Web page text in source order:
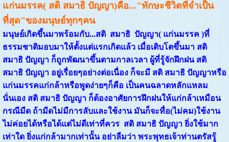
แก่นมรรค( สติ สมาธิ ปัญญา)คือ..."ทักษะชีวิตที่จำเป็น
ที่สุด"ของมนุษย์ทุกๆคน
มนุษย์เกิดขึ้นมาพร้อมกับ...สติ สมาธิ ปัญญา( แก่นมรรค )ที่
ธรรมชาติมอบมาให้ตั้งแต่แรกเกิดแล้ว เมื่อเติบโตขึ้นมา สติ
สมาธิ ปัญญา ก็ถูกพัฒนาขึ้นตามกาลเวลา ผู้ที่รู้จักฝึกฝน สติ
สมาธิ ปัญญา อยู่เรื่อยๆอย่างต่อเนื่อง ก็จะมี สติ สมาธิ ปัญญาหรือ
แก่นมรรคแก่กล้าหรือพูดง่ายๆก็คือ เป็นคนฉลาดหลักแหลม
นั่นเอง สติ สมาธิ ปัญญา ก็ต้องอาศัยการฝึกฝนให้แก่กล้าเหมือน
กรณีมีด ถ้ามีดไม่มีการลับและใช้งาน มันก็จะทื่อ(ไม่คม)ใช้งาน
ไม่ค่อยได้หรือได้แต่ไม่ดีเท่าที่ควร สติ สมาธิ ปัญญา ยิ่งใช้มาก
เท่าใด ยิ่งแก่กล้ามากเท่านั้น อย่าลืมว่า พระพุทธเจ้าท่านตรัสรู้